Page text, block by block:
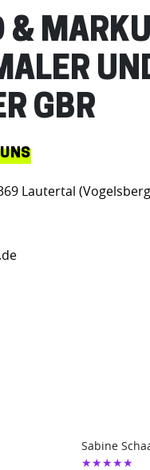
&
GBR
Lautertal
Sabine
★★★★★